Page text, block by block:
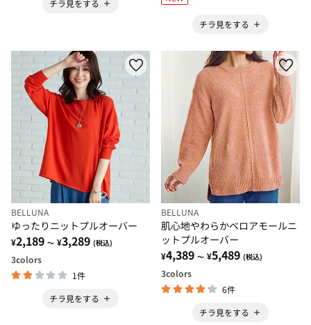
チラ見をする
チラ見をする
BELLUNA
ゆったりニットプルオーバー
¥2,189 ～ ¥3,289 (税込)
3colors
1件
チラ見をする
BELLUNA
肌心地やわらかベロアモールニ
ットプルオーバー
¥4,389 ～ ¥5,489 (税込)
3colors
6件
チラ見をする